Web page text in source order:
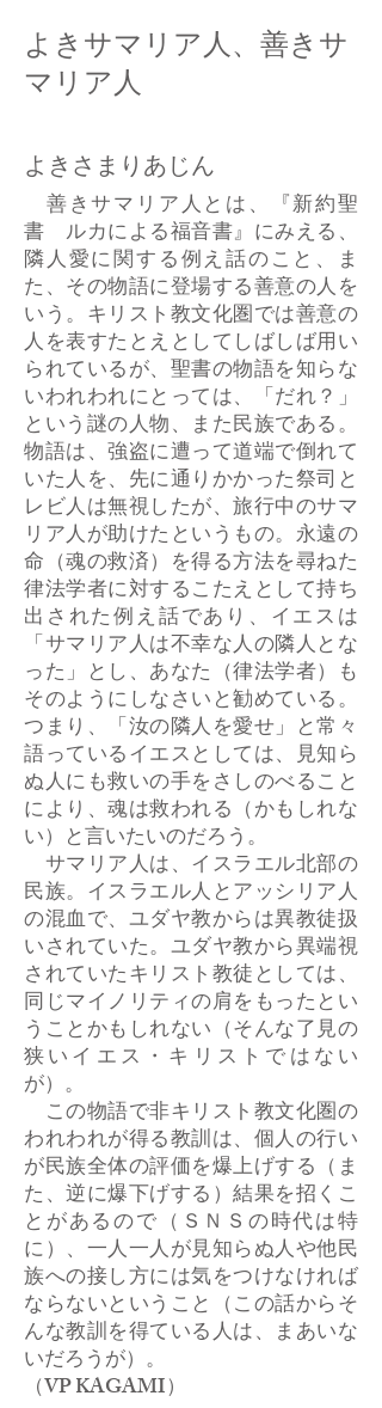
よきサマリア人、善きサ
マリア人
よきさまりあじん
善きサマリア人とは、『新約聖
書 ルカによる福音書』にみえる、
隣人愛に関する例え話のこと、ま
た、その物語に登場する善意の人を
いう。キリスト教文化圏では善意の
人を表すたとえとしてしばしば用い
られているが、聖書の物語を知らな
いわれわれにとっては、「だれ？」
という謎の人物、また民族である。
物語は、強盗に遭って道端で倒れて
いた人を、先に通りかかった祭司と
レビ人は無視したが、旅行中のサマ
リア人が助けたというもの。永遠の
命（魂の救済）を得る方法を尋ねた
律法学者に対するこたえとして持ち
出された例え話であり、イエスは
「サマリア人は不幸な人の隣人とな
った」とし、あなた（律法学者）も
そのようにしなさいと勧めている。
つまり、「汝の隣人を愛せ」と常々
語っているイエスとしては、見知ら
ぬ人にも救いの手をさしのべること
により、魂は救われる（かもしれな
い）と言いたいのだろう。
サマリア人は、イスラエル北部の
民族。イスラエル人とアッシリア人
の混血で、ユダヤ教からは異教徒扱
いされていた。ユダヤ教から異端視
されていたキリスト教徒としては、
同じマイノリティの肩をもったとい
うことかもしれない（そんな了見の
狭いイエス・キリストではない
が）。
この物語で非キリスト教文化圏の
われわれが得る教訓は、個人の行い
が民族全体の評価を爆上げする（ま
た、逆に爆下げする）結果を招くこ
とがあるので（ＳＮＳの時代は特
に）、一人一人が見知らぬ人や他民
族への接し方には気をつけなければ
ならないということ（この話からそ
んな教訓を得ている人は、まあいな
いだろうが）。
​（VP KAGAMI）